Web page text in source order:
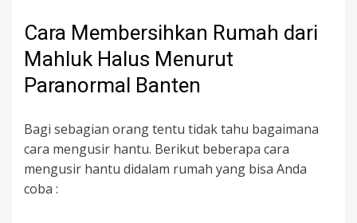
Cara Membersihkan Rumah dari
Mahluk Halus Menurut
Paranormal Banten
Bagi sebagian orang tentu tidak tahu bagaimana
cara mengusir hantu. Berikut beberapa cara
mengusir hantu didalam rumah yang bisa Anda
coba :